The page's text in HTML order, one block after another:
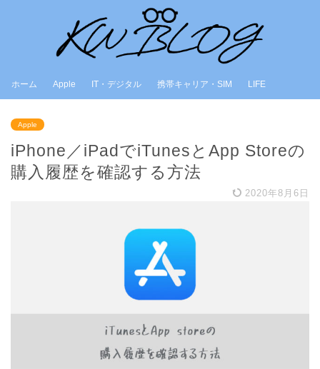
ホーム Apple IT・デジタル 携帯キャリア・SIM LIFE
Apple
iPhone／iPadでiTunesとApp Storeの
購入履歴を確認する方法
2020年8月6日